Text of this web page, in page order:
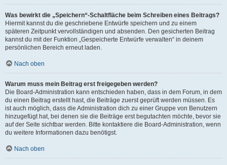
Was bewirkt die „Speichern“-Schaltfläche beim Schreiben eines Beitrags?
Hiermit kannst du die geschriebene Entwürfe speichern und zu einem
späteren Zeitpunkt vervollständigen und absenden. Den gesicherten Beitrag
kannst du mit der Funktion „Gespeicherte Entwürfe verwalten“ in deinem
persönlichen Bereich erneut laden.
Nach oben
Warum muss mein Beitrag erst freigegeben werden?
Die Board-Administration kann entschieden haben, dass in dem Forum, in dem
du einen Beitrag erstellt hast, die Beiträge zuerst geprüft werden müssen. Es
ist auch möglich, dass die Administration dich zu einer Gruppe von Benutzern
hinzugefügt hat, bei denen sie die Beiträge erst begutachten möchte, bevor sie
auf der Seite sichtbar werden. Bitte kontaktiere die Board-Administration, wenn
du weitere Informationen dazu benötigst.
Nach oben